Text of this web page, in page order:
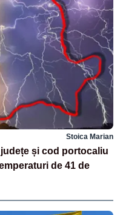
Stoica Marian
și cod portocaliu
de 41 de